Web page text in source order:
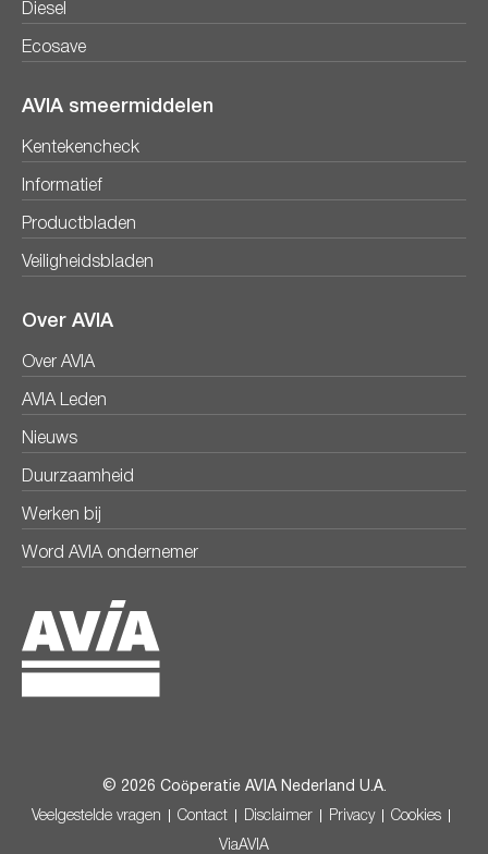
Diesel
Ecosave
AVIA smeermiddelen
Kentekencheck
Informatief
Productbladen
Veiligheidsbladen
Over AVIA
Over AVIA
AVIA Leden
Nieuws
Duurzaamheid
Werken bij
Word AVIA ondernemer
© 2026 Coöperatie AVIA Nederland U.A.
Veelgestelde vragen Contact Disclaimer Privacy Cookies
ViaAVIA